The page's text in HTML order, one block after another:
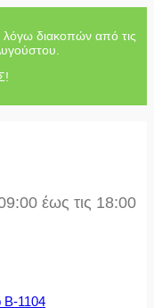
λόγω διακοπών από τις
έως τις 18:00